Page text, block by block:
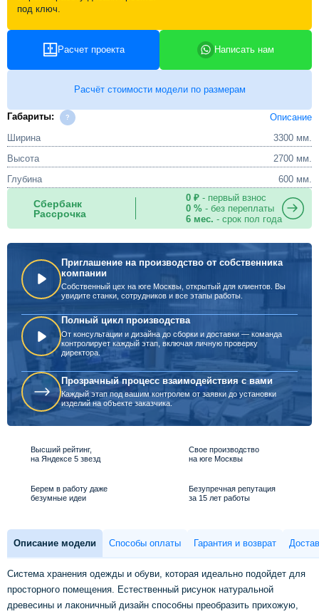
Контакты
под ключ.
Расчет проекта Написать нам
Расчёт стоимости модели по размерам
Габариты:
Описание
Ширина
3300 мм.
Высота
2700 мм.
Глубина
600 мм.
Сбербанк
Рассрочка
0 ₽- первый взнос
0 %- без переплаты
6 мес. - срок пол года
Приглашение на производство от собственника
компании
Собственный цех на юге Москвы, открытый для клиентов. Вы
увидите станки, сотрудников и все этапы работы.
Полный цикл производства
От консультации и дизайна до сборки и доставки — команда
контролирует каждый этап, включая личную проверку
директора.
Прозрачный процесс взаимодействия с вами
Каждый этап под вашим контролем от заявки до установки
изделий на объекте заказчика.
Высший рейтинг,
на Яндексе 5 звезд
Свое производство
на юге Москвы
Берем в работу даже
безумные идеи
Безупречная репутация
за 15 лет работы
Описание модели Способы оплаты Гарантия и возврат
Система хранения одежды и обуви, которая идеально подойдет для
просторного помещения. Естественный рисунок натуральной
древесины и лаконичный дизайн способны преобразить прихожую,